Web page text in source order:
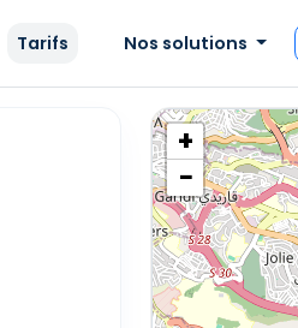
Tarifs Nos solutions
+
−